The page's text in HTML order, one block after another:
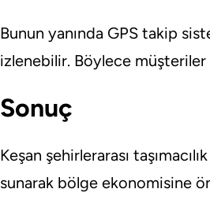
Bunun yanında GPS takip
izlenebilir. Böylece
Sonuç
Keşan şehirlerarası
sunarak bölge ekonomisine